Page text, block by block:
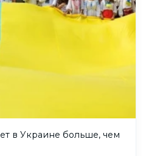
в Украине больше, чем